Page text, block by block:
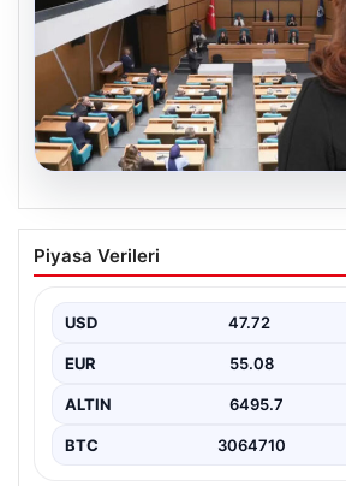
05.08.2026
Üsküdar Belediyesi’nde
Sibel Tan Çetinkaya oldu
Piyasa Verileri
USD 47.72
EUR 55.08
ALTIN 6495.7
BTC 3064710